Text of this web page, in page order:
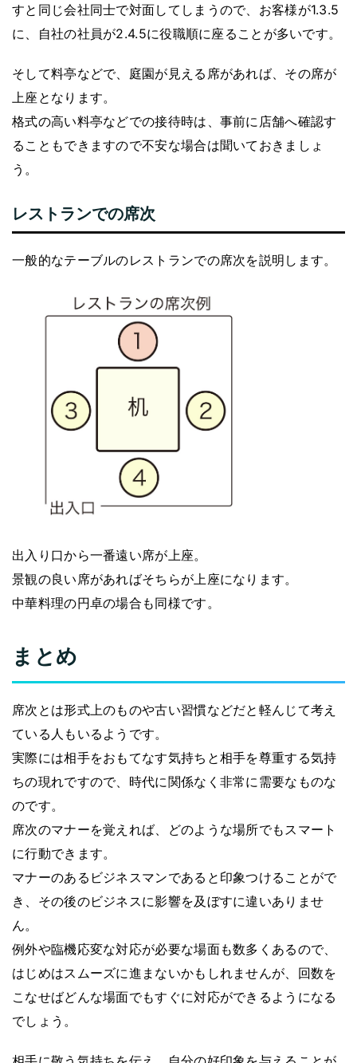
すと同じ会社同士で対面してしまうので、お客様が1.3.5
に、自社の社員が2.4.5に役職順に座ることが多いです。
そして料亭などで、庭園が見える席があれば、その席が
上座となります。
格式の高い料亭などでの接待時は、事前に店舗へ確認す
ることもできますので不安な場合は聞いておきましょ
う。
レストランでの席次
一般的なテーブルのレストランでの席次を説明します。
出入り口から一番遠い席が上座。
景観の良い席があればそちらが上座になります。
中華料理の円卓の場合も同様です。
まとめ
席次とは形式上のものや古い習慣などだと軽んじて考え
ている人もいるようです。
実際には相手をおもてなす気持ちと相手を尊重する気持
ちの現れですので、時代に関係なく非常に需要なものな
のです。
席次のマナーを覚えれば、どのような場所でもスマート
に行動できます。
マナーのあるビジネスマンであると印象つけることがで
き、その後のビジネスに影響を及ぼすに違いありませ
ん。
例外や臨機応変な対応が必要な場面も数多くあるので、
はじめはスムーズに進まないかもしれませんが、回数を
こなせばどんな場面でもすぐに対応ができるようになる
でしょう。